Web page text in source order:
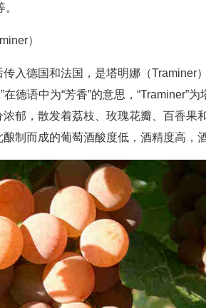
）
入德国和法国，是塔明娜（Traminer
在德语中为“芳香”的意思，“Traminer”
浓郁，散发着荔枝、玫瑰花瓣、百香
制而成的葡萄酒酸度低，酒精度高，